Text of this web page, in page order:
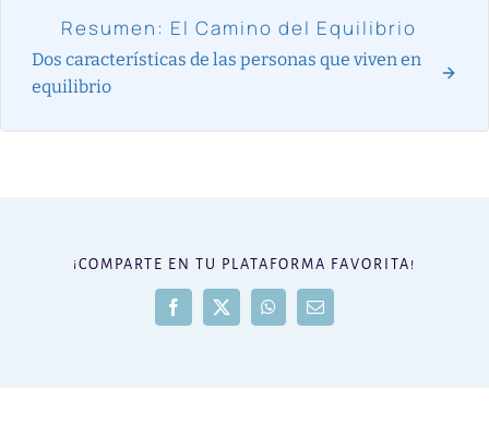
Resumen: El Camino del Equilibrio
Dos características de las personas que viven en
equilibrio
¡COMPARTE EN TU PLATAFORMA FAVORITA!
Facebook
X WhatsAppCorreo